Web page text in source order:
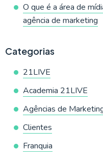
O que é a área de
agência de marketing
Categorias
21LIVE
Academia 21LIVE
Agências de
Clientes
Franquia